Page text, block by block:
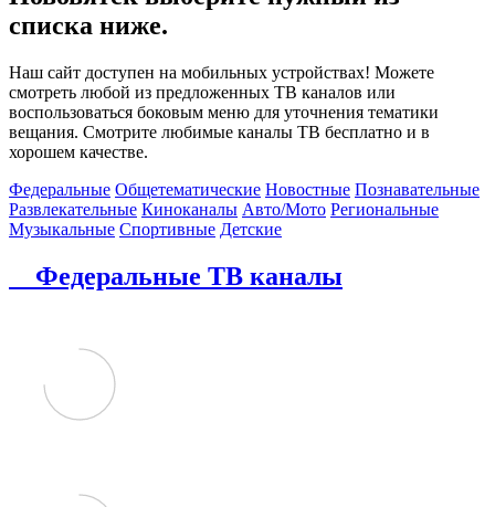
списка ниже.
Наш сайт доступен на мобильных устройствах! Можете
смотреть любой из предложенных ТВ каналов или
воспользоваться боковым меню для уточнения тематики
вещания. Смотрите любимые каналы ТВ бесплатно и в
хорошем качестве.
Федеральные Общетематические Новостные Познавательные
Развлекательные Киноканалы Авто/Мото Региональные
Музыкальные Спортивные Детские
Федеральные ТВ каналы